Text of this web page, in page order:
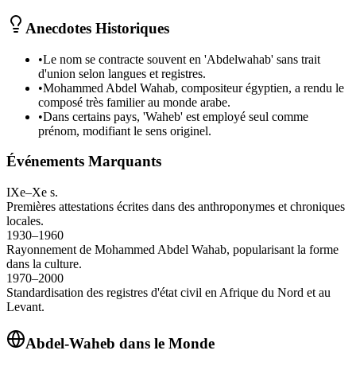
Anecdotes Historiques
•Le nom se contracte souvent en 'Abdelwahab' sans trait
d'union selon langues et registres.
•Mohammed Abdel Wahab, compositeur égyptien, a rendu le
composé très familier au monde arabe.
•Dans certains pays, 'Waheb' est employé seul comme
prénom, modifiant le sens originel.
Événements Marquants
IXe–Xe s.
Premières attestations écrites dans des anthroponymes et chroniques
locales.
1930–1960
Rayonnement de Mohammed Abdel Wahab, popularisant la forme
dans la culture.
1970–2000
Standardisation des registres d'état civil en Afrique du Nord et au
Levant.
Abdel-Waheb dans le Monde